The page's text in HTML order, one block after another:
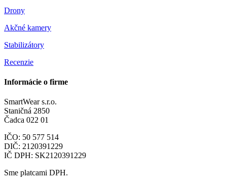
Drony
Akčné kamery
Stabilizátory
Recenzie
Informácie o firme
SmartWear s.r.o.
Staničná 2850
Čadca 022 01
IČO: 50 577 514
DIČ: 2120391229
IČ DPH: SK2120391229
Sme platcami DPH.